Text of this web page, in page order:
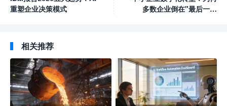
重塑企业决策模式
多数企业倒在"最后一公
相关推荐